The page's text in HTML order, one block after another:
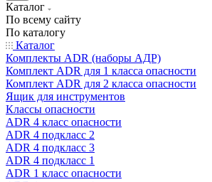
Каталог
По всему сайту
По каталогу
Каталог
Комплекты ADR (наборы АДР)
Комплект ADR для 1 класса опасности
Комплект ADR для 2 класса опасности
Ящик для инструментов
Классы опасности
ADR 4 класс опасности
ADR 4 подкласс 2
ADR 4 подкласс 3
ADR 4 подкласс 1
ADR 1 класс опасности